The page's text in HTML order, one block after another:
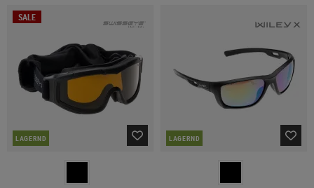
SALE
LAGERND LAGERND